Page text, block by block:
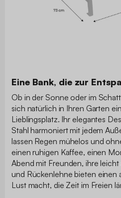
Eine Bank, die zur
Ob in der Sonne oder im
sich natürlich in Ihren Garten
Lieblingsplatz. Ihr elegantes
Stahl harmoniert mit jedem
lassen Regen mühelos und
einen ruhigen Kaffee, einen
Abend mit Freunden, ihre
und Rückenlehne bieten einen
Lust macht, die Zeit im Freien